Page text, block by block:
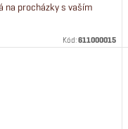
na procházky s vaším
Kód:611000015